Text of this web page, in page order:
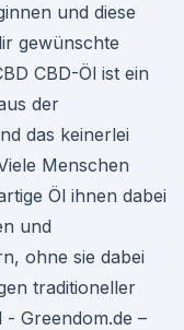
und diese
gewünschte
CBD-Öl ist ein
der
das keinerlei
Menschen
Öl ihnen dabei
und
ohne sie dabei
traditioneller
- Greendom.de –